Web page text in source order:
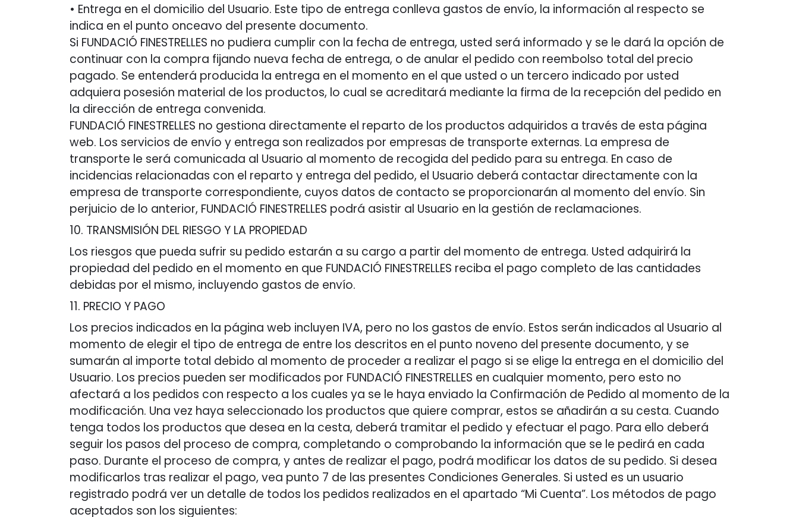
• Entrega en el domicilio del Usuario. Este tipo de entrega conlleva gastos de envío, la información al respecto se
indica en el punto onceavo del presente documento.
Si FUNDACIÓ FINESTRELLES no pudiera cumplir con la fecha de entrega, usted será informado y se le dará la opción de
continuar con la compra fijando nueva fecha de entrega, o de anular el pedido con reembolso total del precio
pagado. Se entenderá producida la entrega en el momento en el que usted o un tercero indicado por usted
adquiera posesión material de los productos, lo cual se acreditará mediante la firma de la recepción del pedido en
la dirección de entrega convenida.
FUNDACIÓ FINESTRELLES no gestiona directamente el reparto de los productos adquiridos a través de esta página
web. Los servicios de envío y entrega son realizados por empresas de transporte externas. La empresa de
transporte le será comunicada al Usuario al momento de recogida del pedido para su entrega. En caso de
incidencias relacionadas con el reparto y entrega del pedido, el Usuario deberá contactar directamente con la
empresa de transporte correspondiente, cuyos datos de contacto se proporcionarán al momento del envío. Sin
perjuicio de lo anterior, FUNDACIÓ FINESTRELLES podrá asistir al Usuario en la gestión de reclamaciones.
10. TRANSMISIÓN DEL RIESGO Y LA PROPIEDAD
Los riesgos que pueda sufrir su pedido estarán a su cargo a partir del momento de entrega. Usted adquirirá la
propiedad del pedido en el momento en que FUNDACIÓ FINESTRELLES reciba el pago completo de las cantidades
debidas por el mismo, incluyendo gastos de envío.
11. PRECIO Y PAGO
Los precios indicados en la página web incluyen IVA, pero no los gastos de envío. Estos serán indicados al Usuario al
momento de elegir el tipo de entrega de entre los descritos en el punto noveno del presente documento, y se
sumarán al importe total debido al momento de proceder a realizar el pago si se elige la entrega en el domicilio del
Usuario. Los precios pueden ser modificados por FUNDACIÓ FINESTRELLES en cualquier momento, pero esto no
afectará a los pedidos con respecto a los cuales ya se le haya enviado la Confirmación de Pedido al momento de la
modificación. Una vez haya seleccionado los productos que quiere comprar, estos se añadirán a su cesta. Cuando
tenga todos los productos que desea en la cesta, deberá tramitar el pedido y efectuar el pago. Para ello deberá
seguir los pasos del proceso de compra, completando o comprobando la información que se le pedirá en cada
paso. Durante el proceso de compra, y antes de realizar el pago, podrá modificar los datos de su pedido. Si desea
modificarlos tras realizar el pago, vea punto 7 de las presentes Condiciones Generales. Si usted es un usuario
registrado podrá ver un detalle de todos los pedidos realizados en el apartado “Mi Cuenta”. Los métodos de pago
aceptados son los siguientes: